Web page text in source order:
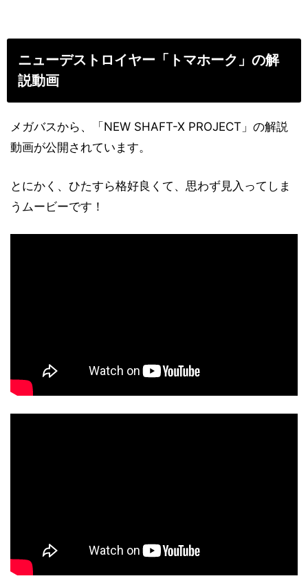
ニューデストロイヤー「トマホーク」の解
説動画
メガバスから、「NEW SHAFT-X PROJECT」の解説
動画が公開されています。
とにかく、ひたすら格好良くて、思わず見入ってしま
うムービーです！